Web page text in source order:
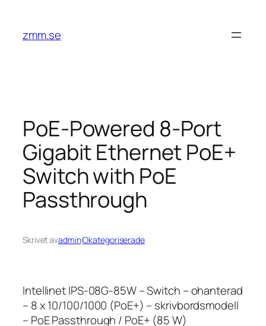
innehåll
zmm.se
PoE-Powered 8-Port
Gigabit Ethernet PoE+
Switch with PoE
Passthrough
Skrivet avadminiOkategoriserade
Intellinet IPS-08G-85W – Switch – ohanterad
– 8 x 10/100/1000 (PoE+) – skrivbordsmodell
– PoE Passthrough / PoE+ (85 W)